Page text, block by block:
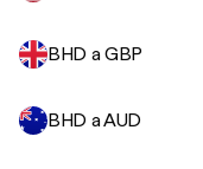
BHD a GBP
BHD a AUD